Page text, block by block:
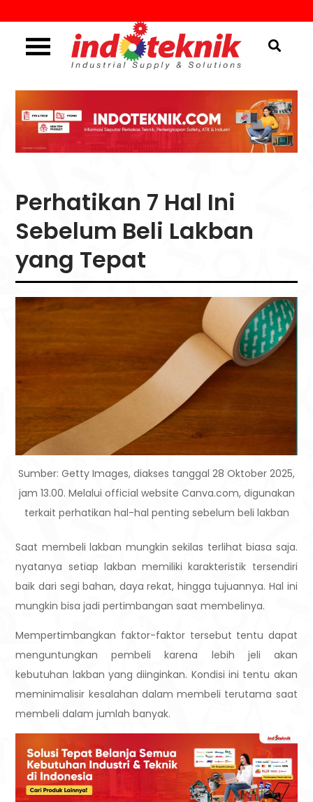
content
Seputar Teknik, Safety,
ATK & Industri
Perhatikan 7 Hal Ini
Sebelum Beli Lakban
yang Tepat
Sumber: Getty Images, diakses tanggal 28 Oktober 2025,
jam 13.00. Melalui official website Canva.com, digunakan
terkait perhatikan hal-hal penting sebelum beli lakban
Saat membeli lakban mungkin sekilas terlihat biasa saja.
nyatanya setiap lakban memiliki karakteristik tersendiri
baik dari segi bahan, daya rekat, hingga tujuannya. Hal ini
mungkin bisa jadi pertimbangan saat membelinya.
Mempertimbangkan faktor-faktor tersebut tentu dapat
menguntungkan pembeli karena lebih jeli akan
kebutuhan lakban yang diinginkan. Kondisi ini tentu akan
meminimalisir kesalahan dalam membeli terutama saat
membeli dalam jumlah banyak.